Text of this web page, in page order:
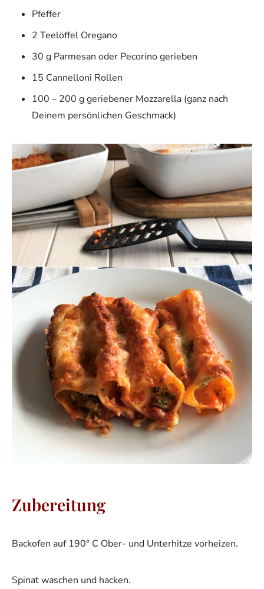
Pfeffer
2 Teelöffel Oregano
30 g Parmesan oder Pecorino gerieben
15 Cannelloni Rollen
100 – 200 g geriebener Mozzarella (ganz nach
Deinem persönlichen Geschmack)
Zubereitung
Backofen auf 190° C Ober- und Unterhitze vorheizen.
Spinat waschen und hacken.